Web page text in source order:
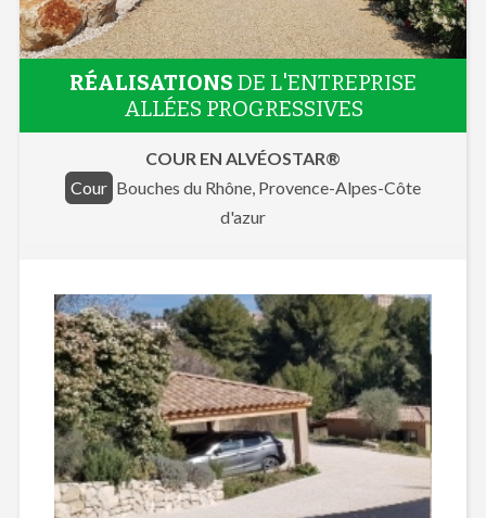
RÉALISATIONS DE L'ENTREPRISE
ALLÉES PROGRESSIVES
COUR EN ALVÉOSTAR®
Cour Bouches du Rhône, Provence-Alpes-Côte
d'azur